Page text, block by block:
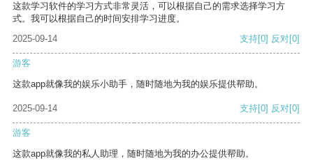
这款学习软件的学习方式非常灵活，可以根据自己的需求选择学习方
式。我可以根据自己的时间安排学习进度。
2025-09-14
支持[0] 反对[0]
游客
这款app就像我的娱乐小助手，随时随地为我的娱乐提供帮助。
2025-09-14 支持[0] 反对[0]
游客
这款app就像我的私人助理，随时随地为我的办公提供帮助。